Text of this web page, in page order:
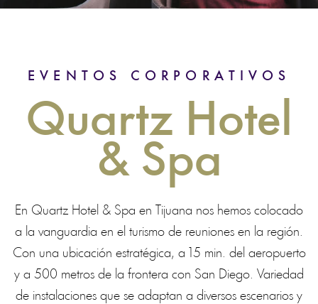
EVENTOS CORPORATIVOS
Quartz Hotel
& Spa
En Quartz Hotel & Spa en Tijuana nos hemos colocado
a la vanguardia en el turismo de reuniones en la región.
Con una ubicación estratégica, a 15 min. del aeropuerto
y a 500 metros de la frontera con San Diego. Variedad
de instalaciones que se adaptan a diversos escenarios y